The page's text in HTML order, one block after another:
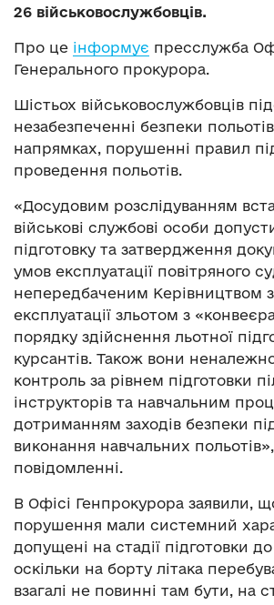
26 військовослужбовців.
Про це інформує пресслужба
Генерального прокурора.
Шістьох військовослужбовців
незабезпеченні безпеки
напрямках, порушенні правил
проведення польотів.
«Досудовим розслідуванням
військові службові особи
підготовку та затвердження
умов експлуатації повітряного
непередбаченим Керівництвом з
експлуатації зльотом з
порядку здійснення льотної
курсантів. Також вони
контроль за рівнем підготовки
інструкторів та навчальним
дотриманням заходів безпеки
виконання навчальних
повідомленні.
В Офісі Генпрокурора заявили,
порушення мали системний
допущені на стадії підготовки
оскільки на борту літака
взагалі не повинні там бути, на